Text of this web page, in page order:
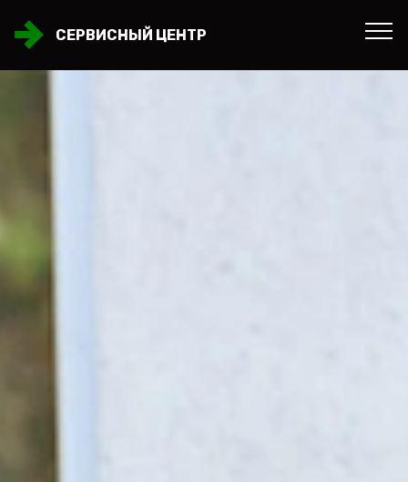
СЕРВИСНЫЙ ЦЕНТР